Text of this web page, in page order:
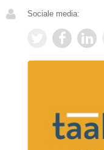
Sociale media: